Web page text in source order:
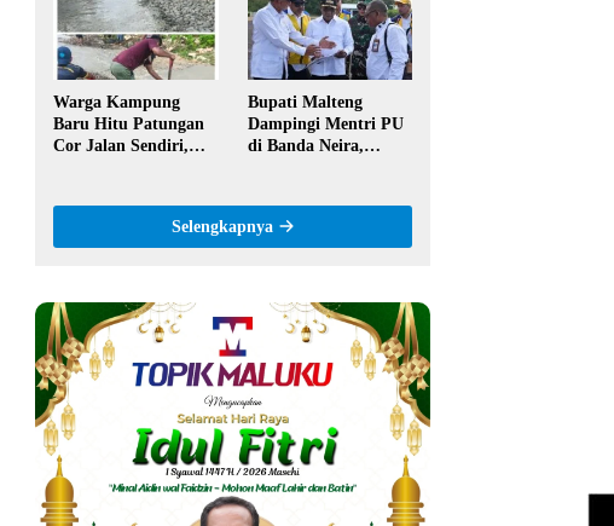
Kantor
Semangat Hidop
Orang Basudara
Warga Kampung
Baru Hitu Patungan
Cor Jalan Sendiri,
Pemerintah
Bupati Malteng
Dampingi Mentri PU
di Banda Neira,
Jadi 2,2 Km
Selengkapnya